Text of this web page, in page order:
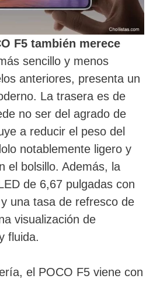
F5 también merece
sencillo y menos
anteriores, presenta un
La trasera es de
no ser del agrado de
a reducir el peso del
notablemente ligero y
el bolsillo. Además, la
de 6,67 pulgadas con
una tasa de refresco de
visualización de
fluida.
el POCO F5 viene con